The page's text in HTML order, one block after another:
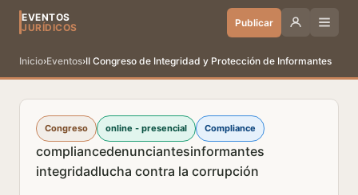
EVENTOS
JURÍDICOS
Publicar
Inicio›Eventos›II Congreso de Integridad y Protección de Informantes
Congreso online - presencial Compliance
compliancedenunciantesinformantes
integridadlucha contra la corrupción